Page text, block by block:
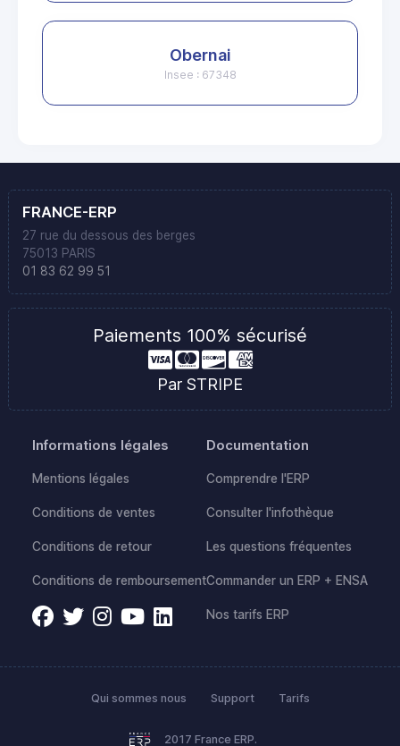
Obernai
Insee : 67348
FRANCE-ERP
27 rue du dessous des berges
75013 PARIS
01 83 62 99 51
Paiements 100% sécurisé
Par STRIPE
Informations légales
Mentions légales
Conditions de ventes
Conditions de retour
Conditions de remboursement
Documentation
Comprendre l'ERP
Consulter l'infothèque
Les questions fréquentes
Commander un ERP + ENSA
Nos tarifs ERP
2017 France ERP.
Qui sommes nous Support Tarifs